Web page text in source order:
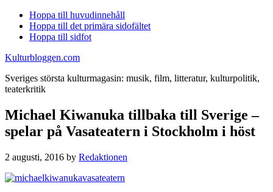
Hoppa till huvudinnehåll
Hoppa till det primära sidofältet
Hoppa till sidfot
Kulturbloggen.com
Sveriges största kulturmagasin: musik, film, litteratur, kulturpolitik,
teaterkritik
Michael Kiwanuka tillbaka till Sverige –
spelar på Vasateatern i Stockholm i höst
2 augusti, 2016 by Redaktionen